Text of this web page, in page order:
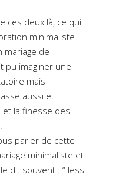
ces deux là, ce qui
minimaliste
mariage de
pu imaginer une
mais
aussi et
la finesse des
parler de cette
minimaliste et
dit souvent : “ less